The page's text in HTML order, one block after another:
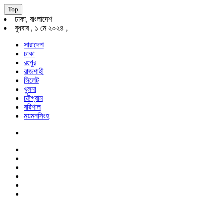
Top
ঢাকা, বাংলাদেশ
বুধবার , ১ মে ২০২৪ ,
সারাদেশ
ঢাকা
রংপুর
রাজশাহী
সিলেট
খুলনা
চট্টগ্রাম
বরিশাল
ময়মনসিংহ